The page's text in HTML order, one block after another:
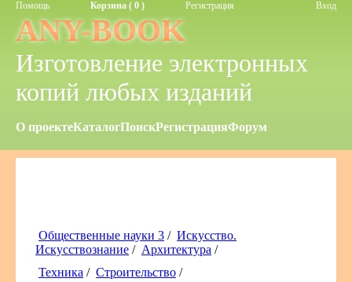
Помощь Корзина ( 0 ) Регистрация Вход
ANY-BOOK
Изготовление электронных
копий любых изданий
О проектеКаталогПоискРегистрацияФорум
Общественные науки 3 / Искусство.
Искусствознание / Архитектура /
Техника / Строительство /